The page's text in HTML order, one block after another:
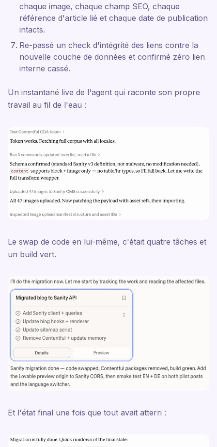
chaque image, chaque champ SEO, chaque
référence d'article lié et chaque date de publication
intacts.
Re-passé un check d'intégrité des liens contre la
nouvelle couche de données et confirmé zéro lien
interne cassé.
Un instantané live de l'agent qui raconte son propre
travail au fil de l'eau :
Le swap de code en lui-même, c'était quatre tâches et
un build vert.
Et l'état final une fois que tout avait atterri :